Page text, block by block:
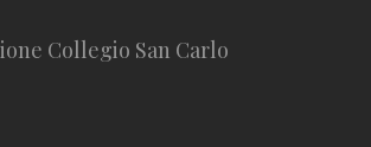
Collegio San Carlo